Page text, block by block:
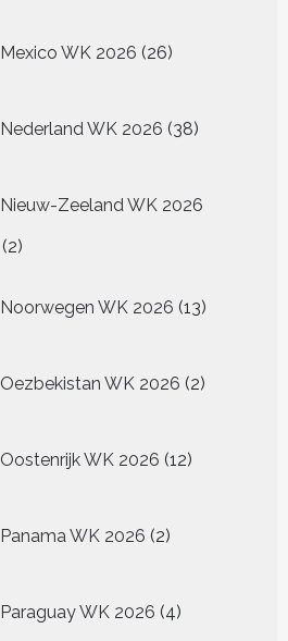
Mexico WK 2026 26
producten
Nederland WK 2026 38
producten
Nieuw-Zeeland WK 2026
22
Noorwegen WK 2026 13
producten
Oezbekistan WK 2026 2
producten
Oostenrijk WK 2026 12
producten
Panama WK 2026 2
producten
Paraguay WK 2026 4
producten